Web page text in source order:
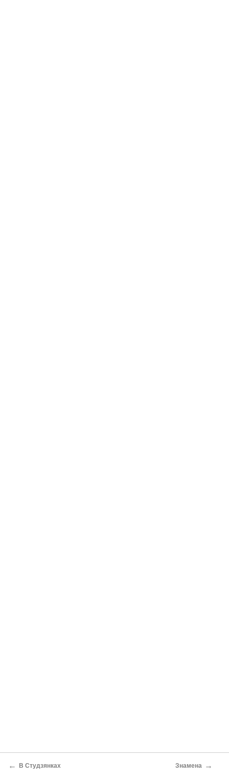
← В Студзянках Знамена →